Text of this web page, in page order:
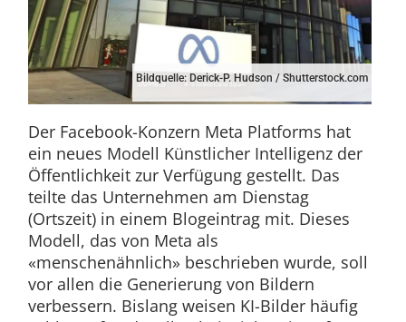
Bildquelle: Derick-P. Hudson / Shutterstock.com
Der Facebook-Konzern Meta Platforms hat
ein neues Modell Künstlicher Intelligenz der
Öffentlichkeit zur Verfügung gestellt. Das
teilte das Unternehmen am Dienstag
(Ortszeit) in einem Blogeintrag mit. Dieses
Modell, das von Meta als
«menschenähnlich» beschrieben wurde, soll
vor allen die Generierung von Bildern
verbessern. Bislang weisen KI-Bilder häufig